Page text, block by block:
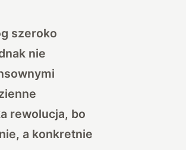
szeroko
nie
rewolucja, bo
a konkretnie